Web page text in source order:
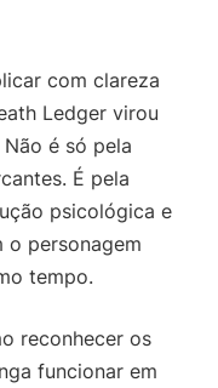
com clareza
Ledger virou
é só pela
É pela
psicológica e
o personagem
tempo.
reconhecer os
funcionar em